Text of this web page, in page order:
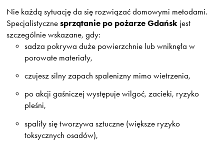
Nie każdą sytuację da się rozwiązać domowymi metodami.
Specjalistycznesprzątanie po pożarze Gdańsk jest
szczególnie wskazane, gdy:
sadza pokrywa duże powierzchnie lub wniknęła w
porowate materiały,
czujesz silny zapach spalenizny mimo wietrzenia,
po akcji gaśniczej występuje wilgoć, zacieki, ryzyko
pleśni,
spaliły się tworzywa sztuczne (większe ryzyko
toksycznych osadów),